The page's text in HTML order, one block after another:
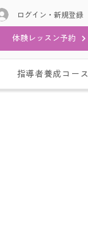
ログイン・新規登録
体験レッスン予約
指導者養成コース